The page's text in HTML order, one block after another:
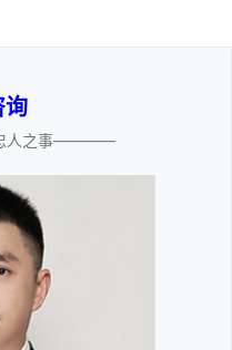
询
人之事————